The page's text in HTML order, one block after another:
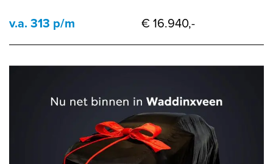
v.a. 313 p/m € 16.940,-